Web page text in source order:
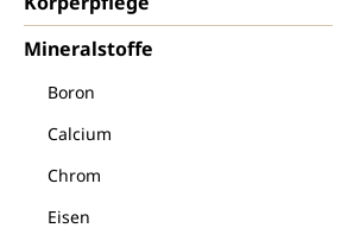
Mineralstoffe
Boron
Calcium
Chrom
Eisen